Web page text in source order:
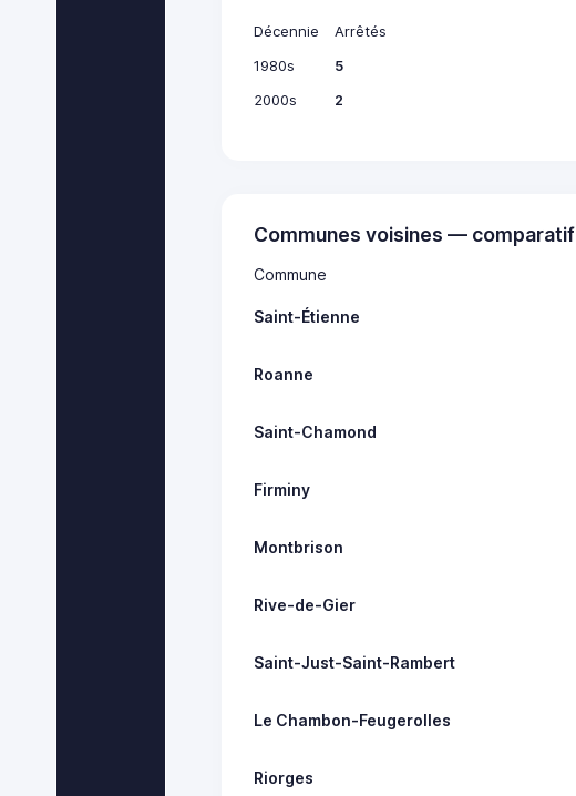
Décennie
Arrêtés
1980s
5
2000s
2
Communes voisines — comparatif
Commune
Saint-Étienne
Roanne
Saint-Chamond
Firminy
Montbrison
Rive-de-Gier
Saint-Just-Saint-Rambert
Le Chambon-Feugerolles
Riorges